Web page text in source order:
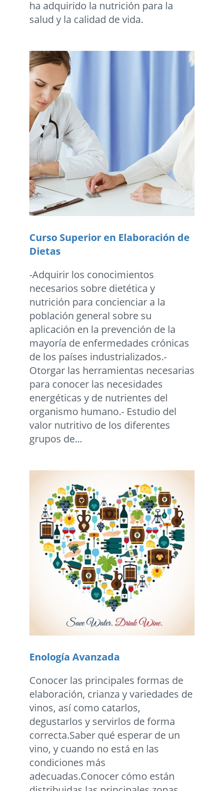
ha adquirido la nutrición para la
salud y la calidad de vida.
Curso Superior en Elaboración de
Dietas
-Adquirir los conocimientos
necesarios sobre dietética y
nutrición para concienciar a la
población general sobre su
aplicación en la prevención de la
mayoría de enfermedades crónicas
de los países industrializados.-
Otorgar las herramientas necesarias
para conocer las necesidades
energéticas y de nutrientes del
organismo humano.- Estudio del
valor nutritivo de los diferentes
grupos de...
Enología Avanzada
Conocer las principales formas de
elaboración, crianza y variedades de
vinos, así como catarlos,
degustarlos y servirlos de forma
correcta.Saber qué esperar de un
vino, y cuando no está en las
condiciones más
adecuadas.Conocer cómo están